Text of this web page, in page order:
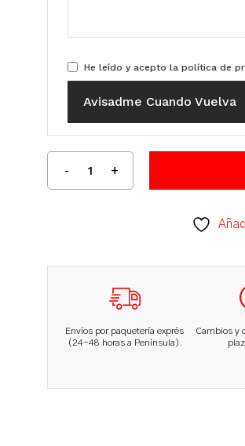
He leído y acepto lapolítica de
Avisadme Cuando Vuelva
Envíos por paquetería exprés
(24-48 horas a Península).
Cambios y